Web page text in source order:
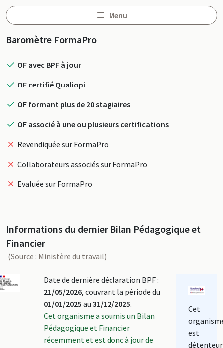
Menu
Profil
Baromètre FormaPro
OF avec BPF à jour
OF certifié Qualiopi
OF formant plus de 20 stagiaires
OF associé à une ou plusieurs certifications
Revendiquée sur FormaPro
Collaborateurs associés sur FormaPro
Evaluée sur FormaPro
Informations du dernier Bilan Pédagogique et
Financier
(Source : Ministère du travail)
Date de dernière déclaration BPF :
21/05/2026, couvrant la période du
01/01/2025 au 31/12/2025.
Cet organisme a soumis un Bilan
Pédagogique et Financier
récemment et est donc à jour de
Cet
est
détenteur